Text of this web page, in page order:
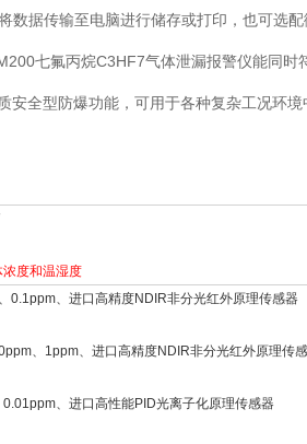
据传输至电脑进行储存或打印，也可选配
七氟丙烷C3HF7气体泄漏报警仪能同时
全型防爆功能，可用于各种复杂工况环境
度和温湿度
0.1ppm、进口高精度NDIR非分光红外原理传感器
、1ppm、进口高精度NDIR非分光红外原理传
、进口高性能PID光离子化原理传感器